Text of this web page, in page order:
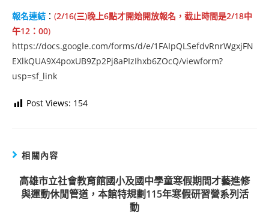
報名連結 ： (2/16(三)晚上6點才開始開放報名，截止時間是2/18中
午12：00)
https://docs.google.com/forms/d/e/1FAIpQLSefdvRnrWgxjFN
EXlkQUA9X4poxUB9Zp2Pj8aPIzIhxb6ZOcQ/viewform?
usp=sf_link
Post Views: 154
相關內容
高雄市立社會教育館國小及國中學童寒假期間才藝進修
與運動休閒管道，本館特規劃115年寒假研習營系列活
動